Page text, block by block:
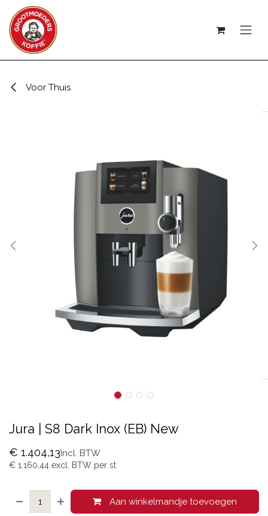
Overslaan naar inhoud
Voor Thuis
Jura | S8 Dark Inox (EB) New
€ 1.404,13Incl. BTW
€ 1.160,44 excl. BTW per st
Aan winkelmandje toevoegen